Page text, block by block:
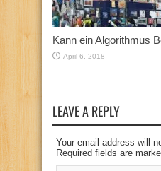
Kann ein Algorithmus
April 6, 2018
LEAVE A REPLY
Your email address will
Required fields are